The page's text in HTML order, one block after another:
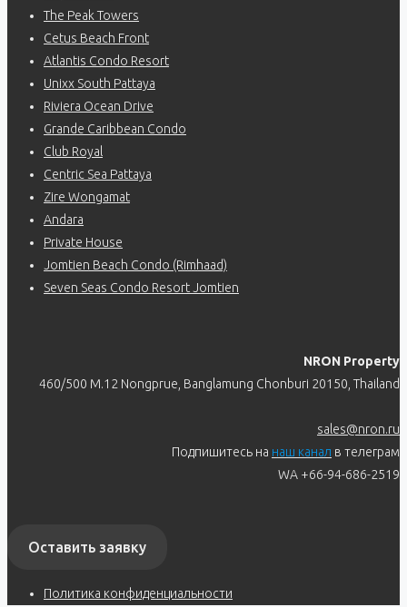
The Peak Towers
Cetus Beach Front
Atlantis Condo Resort
Unixx South Pattaya
Riviera Ocean Drive
Grande Caribbean Condo
Club Royal
Centric Sea Pattaya
Zire Wongamat
Andara
Private House
Jomtien Beach Condo (Rimhaad)
Seven Seas Condo Resort Jomtien
NRON Property
460/500 M.12 Nongprue, Banglamung Chonburi 20150, Thailand
sales@nron.ru
Подпишитесь на наш канал в телеграм
WA +66-94-686-2519
Оставить заявку
Политика конфиденциальности